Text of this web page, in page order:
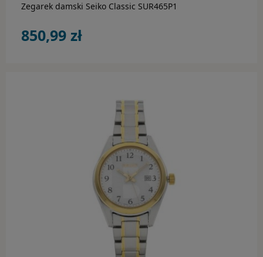
Zegarek damski Seiko Classic SUR465P1
850,99 zł
do koszyka